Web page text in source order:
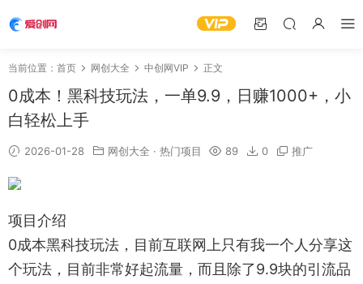
当前位置： 首页 网创大全 中创网VIP 正文
0成本！黑科技玩法，一单9.9，日赚1000+，小
白轻松上手
2026-01-28 网创大全 · 热门项目 89 0 推广
项目介绍
0成本黑科技玩法，目前互联网上只有我一个人分享这
个玩法，目前非常好起流量，而且除了9.9块的引流品